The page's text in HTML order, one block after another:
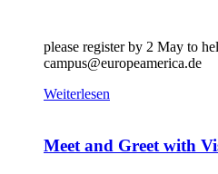
please register by 2 May to
campus@europeamerica.de
Weiterlesen
Meet and Greet with